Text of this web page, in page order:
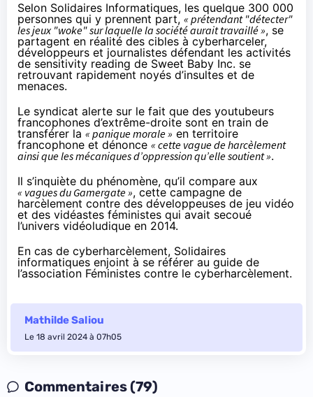
Selon Solidaires Informatiques, les quelque 300 000
personnes qui y prennent part, « prétendant "détecter"
les jeux "woke" sur laquelle la société aurait travaillé », se
partagent en réalité des cibles à cyberharceler,
développeurs et journalistes défendant les activités
de sensitivity reading de Sweet Baby Inc. se
retrouvant rapidement noyés d’insultes et de
menaces.
Le syndicat alerte sur le fait que des youtubeurs
francophones d’extrême-droite sont en train de
transférer la « panique morale » en territoire
francophone et dénonce « cette vague de harcèlement
ainsi que les mécaniques d’oppression qu’elle soutient ».
Il s’inquiète du phénomène, qu’il compare aux
« vagues du Gamergate », cette campagne de
harcèlement contre des développeuses de jeu vidéo
et des vidéastes féministes quiavait secoué
l’univers vidéoludique en 2014.
En cas de cyberharcèlement, Solidaires
informatiques enjoint à se référer au guide de
l’association Féministes contre le cyberharcèlement.
Mathilde Saliou
Le 18 avril 2024 à 07h05
Commentaires (79)